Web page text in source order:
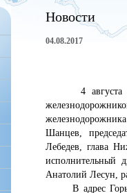
Новости
04.08.2017
4 августа
Шанцев,
Лебедев, глава
Анатолий Лесун,
В адрес